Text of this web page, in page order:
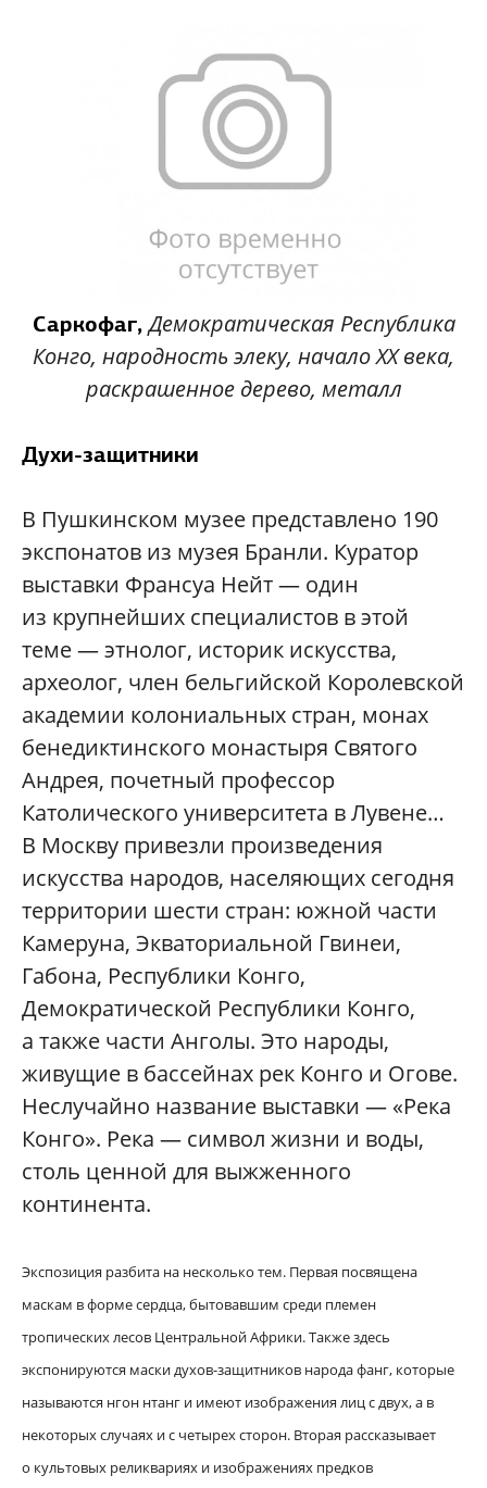
Саркофаг,Демократическая Республика
Конго, народность элеку, начало XX века,
раскрашенное дерево, металл
Духи-защитники
В Пушкинском музее представлено 190
экспонатов из музея Бранли. Куратор
выставки Франсуа Нейт — один
из крупнейших специалистов в этой
теме — этнолог, историк искусства,
археолог, член бельгийской Королевской
академии колониальных стран, монах
бенедиктинского монастыря Святого
Андрея, почетный профессор
Католического университета в Лувене…
В Москву привезли произведения
искусства народов, населяющих сегодня
территории шести стран: южной части
Камеруна, Экваториальной Гвинеи,
Габона, Республики Конго,
Демократической Республики Конго,
а также части Анголы. Это народы,
живущие в бассейнах рек Конго и Огове.
Неслучайно название выставки — «Река
Конго». Река — символ жизни и воды,
столь ценной для выжженного
континента.
Экспозиция разбита на несколько тем. Первая посвящена
маскам в форме сердца, бытовавшим среди племен
тропических лесов Центральной Африки. Также здесь
экспонируются маски духов-защитников народа фанг, которые
называются нгон нтанг и имеют изображения лиц с двух, а в
некоторых случаях и с четырех сторон. Вторая рассказывает
о культовых реликвариях и изображениях предков